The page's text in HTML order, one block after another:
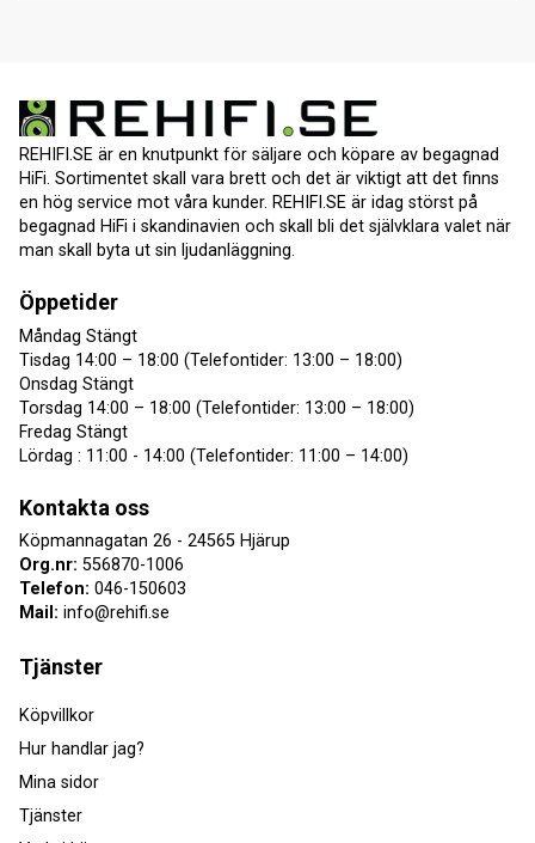
REHIFI.SE är en knutpunkt för säljare och köpare av begagnad
HiFi. Sortimentet skall vara brett och det är viktigt att det finns
en hög service mot våra kunder. REHIFI.SE är idag störst på
begagnad HiFi i skandinavien och skall bli det självklara valet när
man skall byta ut sin ljudanläggning.
Öppetider
Måndag Stängt
Tisdag 14:00 – 18:00 (Telefontider: 13:00 – 18:00)
Onsdag Stängt
Torsdag 14:00 – 18:00 (Telefontider: 13:00 – 18:00)
Fredag Stängt
Lördag : 11:00 - 14:00 (Telefontider: 11:00 – 14:00)
Kontakta oss
Köpmannagatan 26 - 24565 Hjärup
Org.nr: 556870-1006
Telefon: 046-150603
Mail: info@rehifi.se
Tjänster
Köpvillkor
Hur handlar jag?
Mina sidor
Tjänster